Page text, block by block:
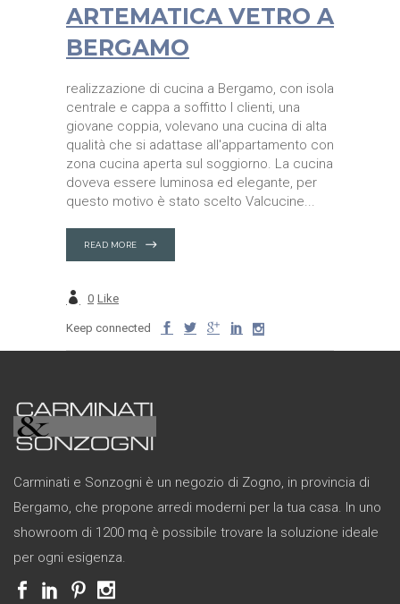
ARTEMATICA VETRO A
BERGAMO
realizzazione di cucina a Bergamo, con isola
centrale e cappa a soffitto I clienti, una
giovane coppia, volevano una cucina di alta
qualità che si adattase all'appartamento con
zona cucina aperta sul soggiorno. La cucina
doveva essere luminosa ed elegante, per
questo motivo è stato scelto Valcucine
READ MORE
0 Like
Keep connected
Carminati e Sonzogni è un negozio di Zogno, in provincia di
Bergamo, che propone arredi moderni per la tua casa. In uno
showroom di 1200 mq è possibile trovare la soluzione ideale
per ogni esigenza.